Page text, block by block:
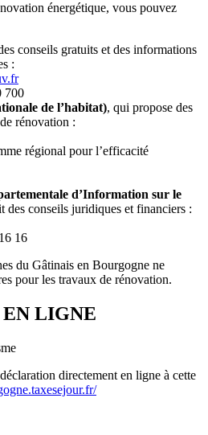
énergétique, vous pouvez
conseils gratuits et des informations
:
700
de l’habitat), qui propose des
rénovation :
régional pour l’efficacité
d’Information sur le
des conseils juridiques et financiers :
16
du Gâtinais en Bourgogne ne
pour les travaux de rénovation.
LIGNE
directement en ligne à cette